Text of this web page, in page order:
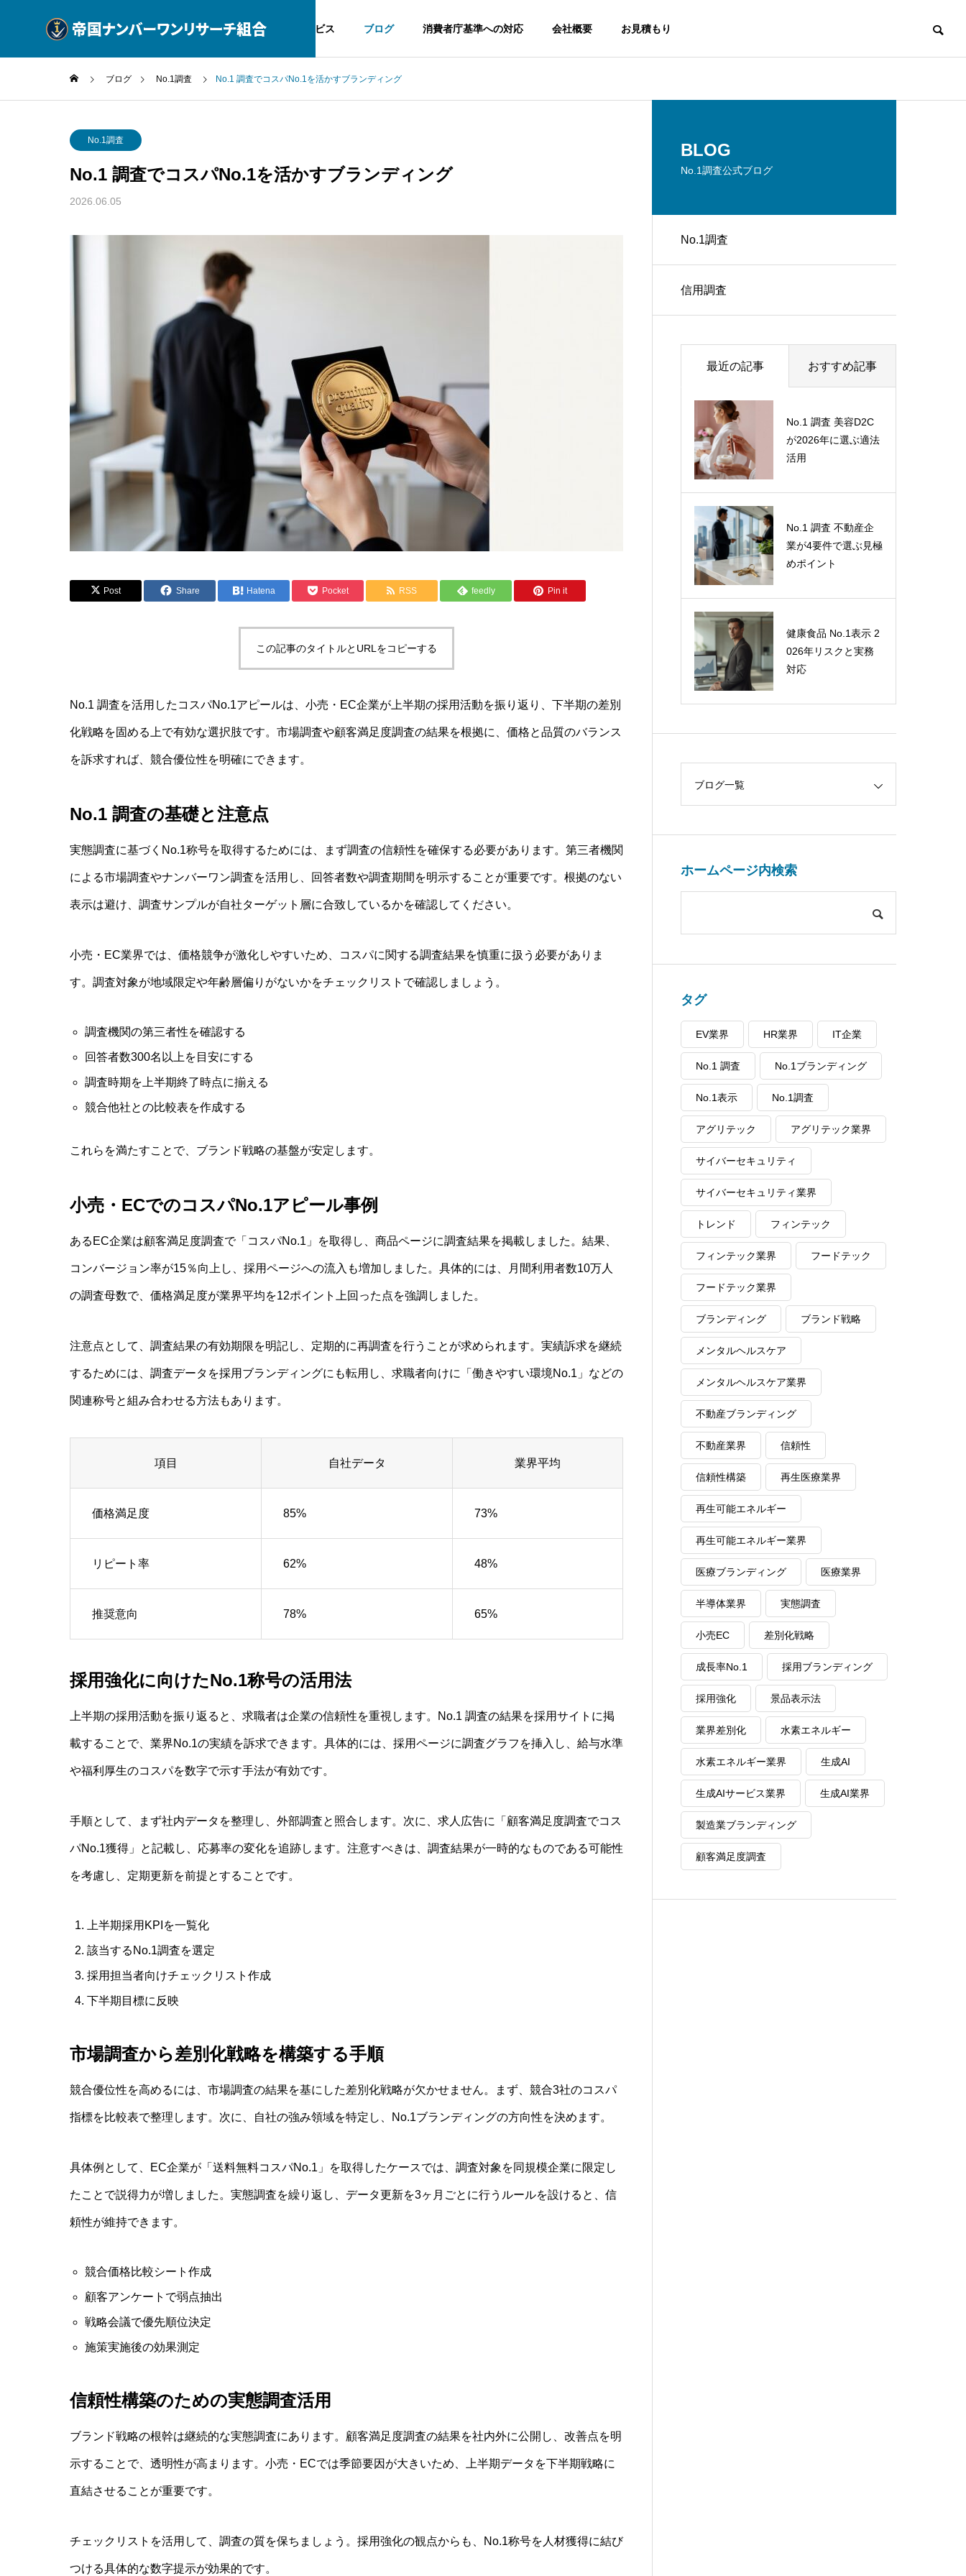
サービス ブログ 消費者庁基準への対応 会社概要 お見積もり
世界初調査
消費者庁ガイドラインに適応した世
公式ブログ
BLOG
No.1 調査 美容D2Cが2026年
ブログ No.1調査 No.1 調査でコスパNo.1を活かすブランディング
No.1調査
No.1 調査でコスパNo.1を活かすブランディング
2026.06.05
Post Share Hatena Pocket RSS feedly Pin it
この記事のタイトルとURLをコピーする
No.1 調査を活用したコスパNo.1アピールは、小売・EC企業が上半期の採用活動を振り返り、下半期の差別
化戦略を固める上で有効な選択肢です。市場調査や顧客満足度調査の結果を根拠に、価格と品質のバランス
を訴求すれば、競合優位性を明確にできます。
No.1 調査の基礎と注意点
実態調査に基づくNo.1称号を取得するためには、まず調査の信頼性を確保する必要があります。第三者機関
による市場調査やナンバーワン調査を活用し、回答者数や調査期間を明示することが重要です。根拠のない
表示は避け、調査サンプルが自社ターゲット層に合致しているかを確認してください。
小売・EC業界では、価格競争が激化しやすいため、コスパに関する調査結果を慎重に扱う必要がありま
す。調査対象が地域限定や年齢層偏りがないかをチェックリストで確認しましょう。
調査機関の第三者性を確認する
回答者数300名以上を目安にする
調査時期を上半期終了時点に揃える
競合他社との比較表を作成する
これらを満たすことで、ブランド戦略の基盤が安定します。
小売・ECでのコスパNo.1アピール事例
あるEC企業は顧客満足度調査で「コスパNo.1」を取得し、商品ページに調査結果を掲載しました。結果、
コンバージョン率が15％向上し、採用ページへの流入も増加しました。具体的には、月間利用者数10万人
の調査母数で、価格満足度が業界平均を12ポイント上回った点を強調しました。
注意点として、調査結果の有効期限を明記し、定期的に再調査を行うことが求められます。実績訴求を継続
するためには、調査データを採用ブランディングにも転用し、求職者向けに「働きやすい環境No.1」などの
関連称号と組み合わせる方法もあります。
項目 自社データ 業界平均
価格満足度 85% 73%
リピート率 62% 48%
推奨意向 78% 65%
採用強化に向けたNo.1称号の活用法
上半期の採用活動を振り返ると、求職者は企業の信頼性を重視します。No.1 調査の結果を採用サイトに掲
載することで、業界No.1の実績を訴求できます。具体的には、採用ページに調査グラフを挿入し、給与水準
や福利厚生のコスパを数字で示す手法が有効です。
手順として、まず社内データを整理し、外部調査と照合します。次に、求人広告に「顧客満足度調査でコス
パNo.1獲得」と記載し、応募率の変化を追跡します。注意すべきは、調査結果が一時的なものである可能性
を考慮し、定期更新を前提とすることです。
上半期採用KPIを一覧化
該当するNo.1調査を選定
採用担当者向けチェックリスト作成
下半期目標に反映
市場調査から差別化戦略を構築する手順
競合優位性を高めるには、市場調査の結果を基にした差別化戦略が欠かせません。まず、競合3社のコスパ
指標を比較表で整理します。次に、自社の強み領域を特定し、No.1ブランディングの方向性を決めます。
具体例として、EC企業が「送料無料コスパNo.1」を取得したケースでは、調査対象を同規模企業に限定し
たことで説得力が増しました。実態調査を繰り返し、データ更新を3ヶ月ごとに行うルールを設けると、信
頼性が維持できます。
競合価格比較シート作成
顧客アンケートで弱点抽出
戦略会議で優先順位決定
施策実施後の効果測定
信頼性構築のための実態調査活用
ブランド戦略の根幹は継続的な実態調査にあります。顧客満足度調査の結果を社内外に公開し、改善点を明
示することで、透明性が高まります。小売・ECでは季節要因が大きいため、上半期データを下半期戦略に
直結させることが重要です。
チェックリストを活用して、調査の質を保ちましょう。採用強化の観点からも、No.1称号を人材獲得に結び
つける具体的な数字提示が効果的です。
BLOG
No.1調査公式ブログ
No.1調査
信用調査
最近の記事 おすすめ記事
No.1 調査 美容D2C
が2026年に選ぶ適法
活用
No.1 調査 不動産企
業が4要件で選ぶ見極
めポイント
健康食品 No.1表示 2
026年リスクと実務
対応
なぜ、あなたの会社
のCX（顧客体験）は
改善しないのか？
イブリッド調査が解
妙な感情
ステマ規制（2023年
10月施行）で「自社
調べ」は通用しな
勝ち取る「客観性・
ブログ一覧
ホームページ内検索
タグ
EV業界 HR業界 IT企業
No.1 調査 No.1ブランディング
No.1表示 No.1調査
アグリテック アグリテック業界
サイバーセキュリティ
サイバーセキュリティ業界
トレンド フィンテック
フィンテック業界 フードテック
フードテック業界
ブランディング ブランド戦略
メンタルヘルスケア
メンタルヘルスケア業界
不動産ブランディング
不動産業界 信頼性
信頼性構築 再生医療業界
再生可能エネルギー
再生可能エネルギー業界
医療ブランディング 医療業界
半導体業界 実態調査
小売EC 差別化戦略
成長率No.1 採用ブランディング
採用強化 景品表示法
業界差別化 水素エネルギー
水素エネルギー業界 生成AI
生成AIサービス業界 生成AI業界
製造業ブランディング
顧客満足度調査